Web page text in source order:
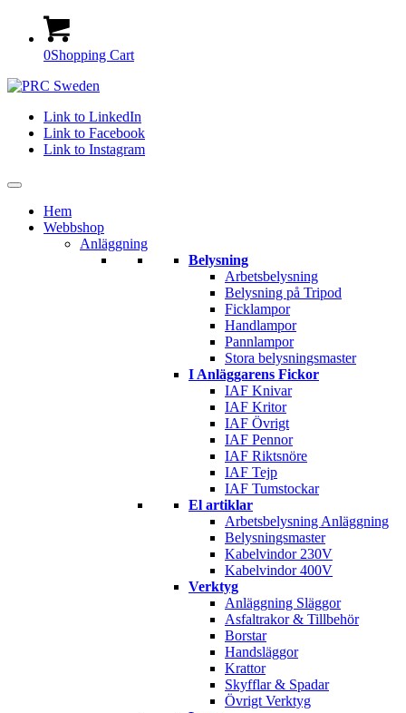
0Shopping Cart
Link to LinkedIn
Link to Facebook
Link to Instagram
Hem
Webbshop
Anläggning
Belysning
Arbetsbelysning
Belysning på Tripod
Ficklampor
Handlampor
Pannlampor
Stora belysningsmaster
I Anläggarens Fickor
IAF Knivar
IAF Kritor
IAF Övrigt
IAF Pennor
IAF Riktsnöre
IAF Tejp
IAF Tumstockar
El artiklar
Arbetsbelysning Anläggning
Belysningsmaster
Kabelvindor 230V
Kabelvindor 400V
Verktyg
Anläggning Släggor
Asfaltrakor & Tillbehör
Borstar
Handsläggor
Krattor
Skyfflar & Spadar
Övrigt Verktyg